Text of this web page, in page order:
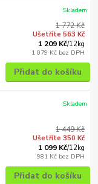
1 772 Kč
Ušetříte 563 Kč
1 209 Kč/12kg
1 079 Kč bez DPH
Skladem
Přidat do košíku
1 449 Kč
Ušetříte 350 Kč
1 099 Kč/12kg
981 Kč bez DPH
Skladem
Přidat do košíku